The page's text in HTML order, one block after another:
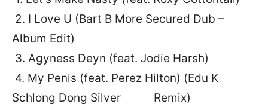
2. I Love U (Bart B More Secured Dub –
Album Edit)
3. Agyness Deyn (feat. Jodie Harsh)
4. My Penis (feat. Perez Hilton) (Edu K
Schlong Dong Silver Remix)